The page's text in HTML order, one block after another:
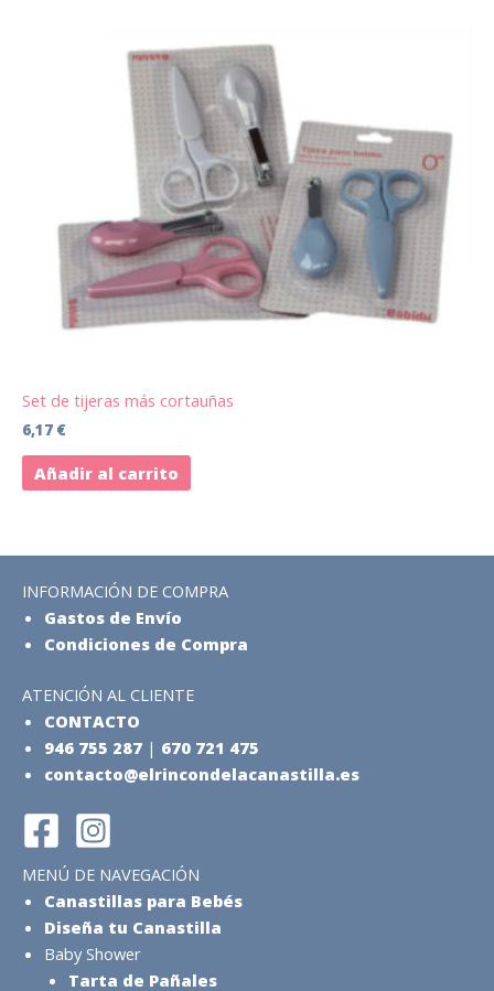
Set de tijeras más cortauñas
6,17 €
Añadir al carrito
INFORMACIÓN DE COMPRA
Gastos de Envío
Condiciones de Compra
ATENCIÓN AL CLIENTE
CONTACTO
946 755 287 | 670 721 475
contacto@elrincondelacanastilla.es
MENÚ DE NAVEGACIÓN
Canastillas para Bebés
Diseña tu Canastilla
Baby Shower
Tarta de Pañales